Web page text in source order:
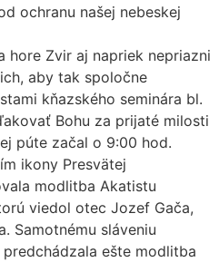
ochranu našej nebeskej
hore Zvir aj napriek nepriazni
aby tak spoločne
kňazského seminára bl.
Bohu za prijaté milosti
púte začal o 9:00 hod.
ikony Presvätej
modlitba Akatistu
viedol otec Jozef Gača,
Samotnému sláveniu
ešte modlitba